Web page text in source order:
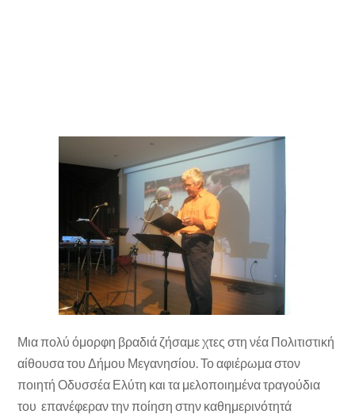
Μια πολύ όμορφη βραδιά ζήσαμε χτες στη νέα Πολιτιστική
αίθουσα του Δήμου Μεγανησίου. Το αφιέρωμα στον
ποιητή Οδυσσέα Ελύτη και τα μελοποιημένα τραγούδια
του επανέφεραν την ποίηση στην καθημερινότητά